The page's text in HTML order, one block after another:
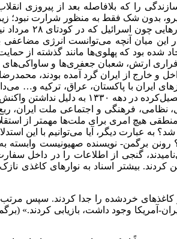
را که بلافاصله بعد از پیروزی
بدون شک فقط به منظور شرارت نبود؛
گروهک‌های متنوع داخلی
این میان آنچه می‌توانست انرژی
شده بود که پهلوی‌ها مانند گذشته از
ارتش، شعبان جعفری‌ها و ساواکی‌های
خارج از ایران گرد آمده بودند، محمدرضا
ایران با پاکستان، عراق، ترکیه و…
فرهنگی و اجتماعی ملت ایران،
منطقی هیچ امری برای ملت‌ها مهمتر از
به عبارت دیگر، آیا می‌توانیم با این
برگمن- نویسنده صهیونیست وابسته
گنجی از اطلاعات را در داخل
بیشتر اسناد به نوارهای کاغذی
بررسی و کاغذهای خردشده را جدا کردند.
وجود داشت، بازیابی کردند.»